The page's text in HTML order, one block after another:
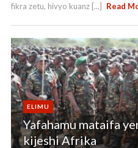
fikra zetu, hivyo kuanz [...]
Read
ELIMU
Yafahamu mataifa
kijeshi Afrika